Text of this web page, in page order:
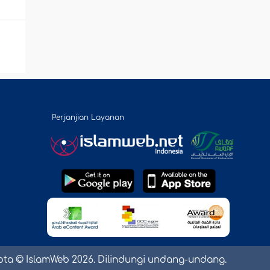
Perjanjian Layanan
© IslamWeb 2026. Dilindungi undang-undang.